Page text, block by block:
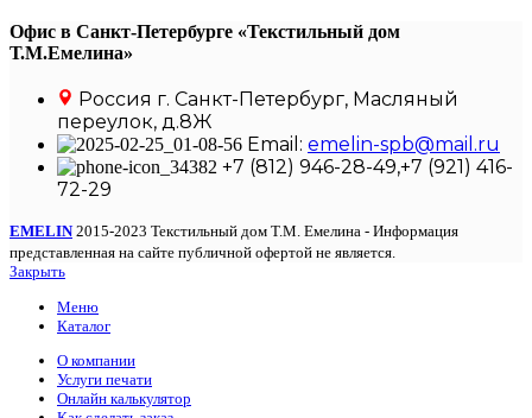
Офис в Санкт-Петербурге «Текстильный дом
Т.М.Емелина»
Россия г. Санкт-Петербург, Масляный
переулок, д.8Ж
Email: emelin-spb@mail.ru
+7 (812) 946-28-49,+7 (921) 416-
72-29
EMELIN 2015-2023 Текстильный дом Т.М. Емелина - Информация
представленная на сайте публичной офертой не является.
Закрыть
Меню
Каталог
О компании
Услуги печати
Онлайн калькулятор